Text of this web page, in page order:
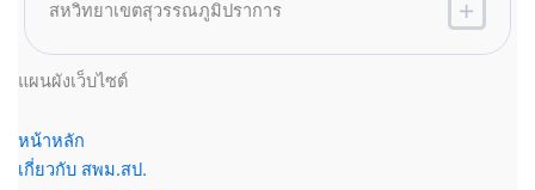
สหวิทยาเขตสุวรรณภูมิปราการ
แผนผังเว็บไซต์
หน้าหลัก
เกี่ยวกับ สพม.สป.